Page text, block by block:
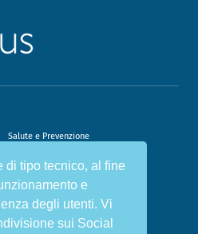
di tipo tecnico, al fine
e
degli utenti. Vi
sui Social
Salute e Prevenzione
Direzione scientifica
Sport e Benessere
L’angolo del dottore